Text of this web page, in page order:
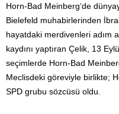
Horn-Bad Meinberg‘de
Bielefeld muhabirlerinden
hayatdaki merdivenleri adım
kaydını yaptıran Çelik, 13
seçimlerde Horn-Bad
Meclisdeki göreviyle birlikte;
SPD grubu sözcüsü oldu.